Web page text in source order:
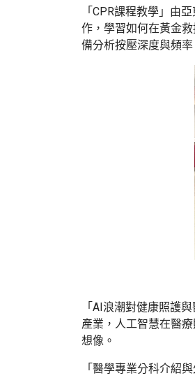
「CPR課程教學」由
作，學習如何在黃金
備分析按壓深度與頻
「AI浪潮對健康照護
產業，人工智慧在醫
想像。
「醫學專業分科介紹